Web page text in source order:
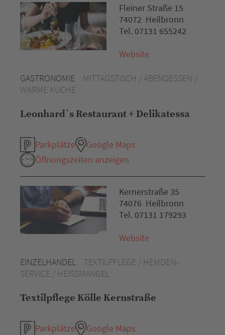
GASTRONOMIE
MITTAGSTISCH / ABENDESSEN /
WARME KÜCHE
Leonhard`s Restaurant + Delikatessa
Parkplätze
Google Maps
Öffnungszeiten anzeigen
Fleiner Straße 15
74072 Heilbronn
Tel. 07131 655242
Website
EINZELHANDEL
TEXTILPFLEGE / HEMDEN-
SERVICE / HEISSMANGEL
Textilpflege Kölle Kernstraße
Parkplätze
Google Maps
Kernerstraße 35
74076 Heilbronn
Tel. 07131 179293
Website